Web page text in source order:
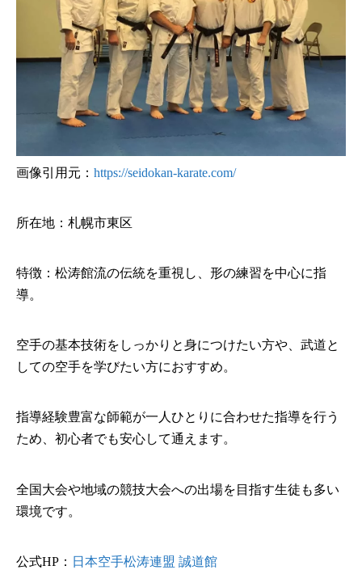
画像引用元： https://seidokan-karate.com/
所在地：札幌市東区
特徴：松涛館流の伝統を重視し、形の練習を中心に指
導。
空手の基本技術をしっかりと身につけたい方や、武道と
しての空手を学びたい方におすすめ。
指導経験豊富な師範が一人ひとりに合わせた指導を行う
ため、初心者でも安心して通えます。
全国大会や地域の競技大会への出場を目指す生徒も多い
環境です。
公式HP： 日本空手松涛連盟 誠道館